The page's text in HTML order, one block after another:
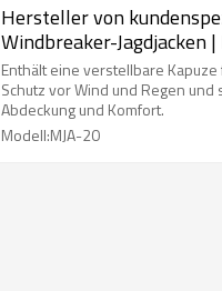
Hersteller von
Windbreaker-Jagdjacken
Wander-Softshell-
Enthält eine verstellbare
Schutz vor Wind und Regen und
Abdeckung und Komfort.
Modell:MJA-20